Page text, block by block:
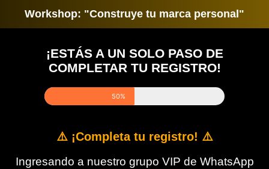
Workshop: "Construye tu marca personal"
¡ESTÁS A UN SOLO PASO DE
COMPLETAR TU REGISTRO!
50%
⚠️ ¡Completa tu registro! ⚠️
Ingresando a nuestro grupo VIP de WhatsApp